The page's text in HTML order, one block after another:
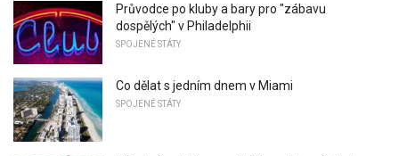
Průvodce po kluby a bary pro "zábavu
dospělých" v Philadelphii
SPOJENÉ STÁTY
Co dělat s jedním dnem v Miami
SPOJENÉ STÁTY